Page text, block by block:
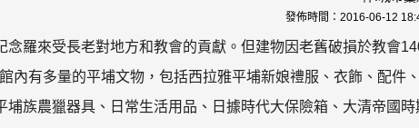
發佈時間： 2016-06-12
羅來受長老對地方和教會的貢獻。但建物因老舊破損於教會
內有多量的平埔文物，包括西拉雅平埔新娘禮服、衣飾、配件
族農獵器具、日常生活用品、日據時代大保險箱、大清帝國時